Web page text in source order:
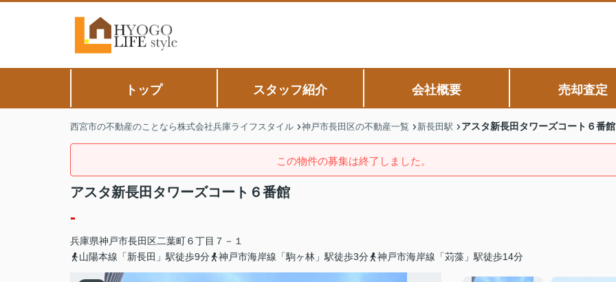
トップ スタッフ紹介 会社概要 売却査定
西宮市の不動産のことなら株式会社兵庫ライフスタイル 神戸市長田区の不動産一覧 新長田駅 アスタ新長田タワーズコート６番館
この物件の募集は終了しました。
アスタ新長田タワーズコート６番館
-
兵庫県神戸市長田区二葉町６丁目７－１
山陽本線「新長田」駅徒歩9分
神戸市海岸線「駒ヶ林」駅徒歩3分 神戸市海岸線「苅藻」駅徒歩14分